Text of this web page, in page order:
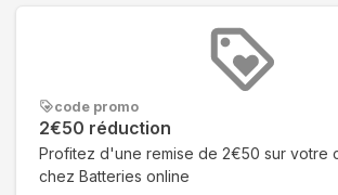
code promo
2€50 réduction
Profitez d'une remise de 2€50 sur votre
chez Batteries online